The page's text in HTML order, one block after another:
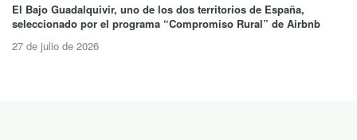
El Bajo Guadalquivir, uno de los dos territorios de España,
seleccionado por el programa “Compromiso Rural” de Airbnb
27 de julio de 2026